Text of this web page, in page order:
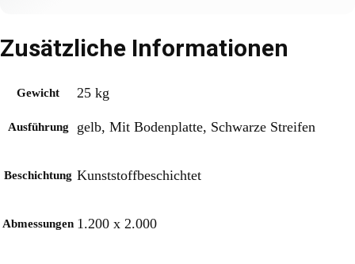
Zusätzliche Informationen
Gewicht 25 kg
Ausführung gelb, Mit Bodenplatte, Schwarze Streifen
Beschichtung Kunststoffbeschichtet
Abmessungen 1.200 x 2.000